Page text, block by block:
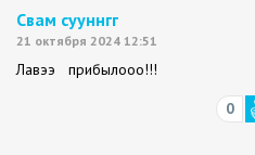
Свам сууннгг
21 октября 2024 12:51
Лавээ прибылооо!!!
0